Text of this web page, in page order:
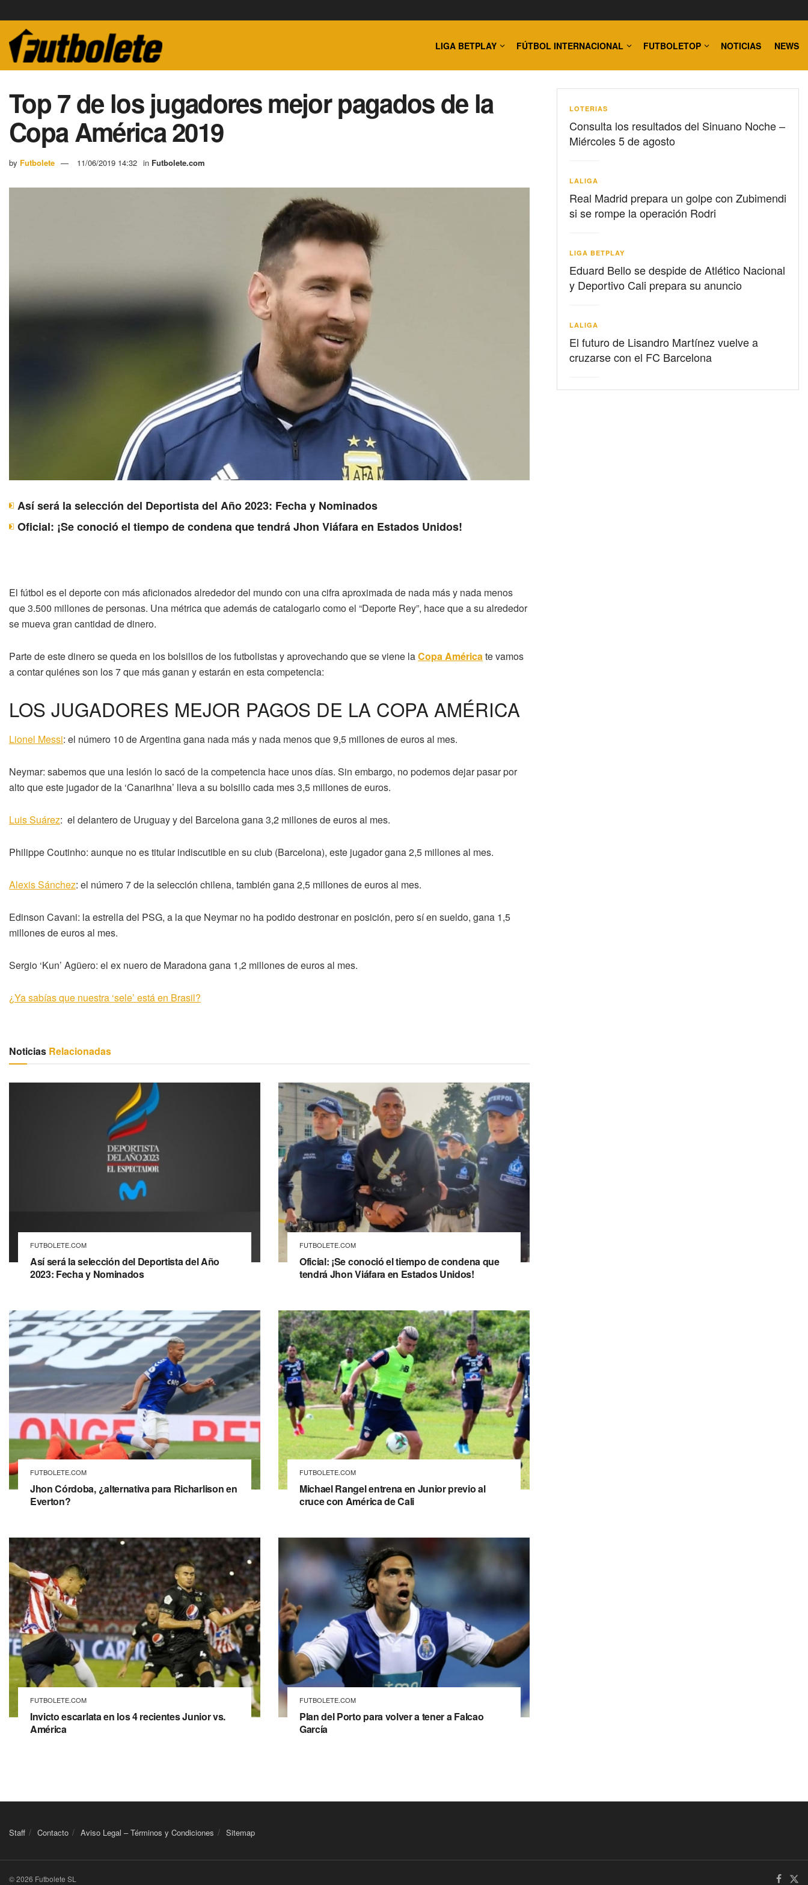
LIGA BETPLAY FÚTBOL INTERNACIONAL FUTBOLETOP NOTICIAS NEWS
Top 7 de los jugadores mejor pagados de la
Copa América 2019
by Futbolete 11/06/2019 14:32 in Futbolete.com
Así será la selección del Deportista del Año 2023: Fecha y Nominados
Oficial: ¡Se conoció el tiempo de condena que tendrá Jhon Viáfara en Estados Unidos!
El fútbol es el deporte con más aficionados alrededor del mundo con una cifra aproximada de nada más y nada menos
que 3.500 millones de personas. Una métrica que además de catalogarlo como el “Deporte Rey”, hace que a su alrededor
se mueva gran cantidad de dinero.
Parte de este dinero se queda en los bolsillos de los futbolistas y aprovechando que se viene laCopa Américate vamos
a contar quiénes son los 7 que más ganan y estarán en esta competencia:
LOS JUGADORES MEJOR PAGOS DE LA COPA AMÉRICA
Lionel Messi: el número 10 de Argentina gana nada más y nada menos que 9,5 millones de euros al mes.
Neymar: sabemos que una lesión lo sacó de la competencia hace unos días. Sin embargo, no podemos dejar pasar por
alto que este jugador de la ‘Canarihna’ lleva a su bolsillo cada mes 3,5 millones de euros.
Luis Suárez: el delantero de Uruguay y del Barcelona gana 3,2 millones de euros al mes.
Philippe Coutinho: aunque no es titular indiscutible en su club (Barcelona), este jugador gana 2,5 millones al mes.
Alexis Sánchez: el número 7 de la selección chilena, también gana 2,5 millones de euros al mes.
Edinson Cavani: la estrella del PSG, a la que Neymar no ha podido destronar en posición, pero sí en sueldo, gana 1,5
millones de euros al mes.
Sergio ‘Kun’ Agüero: el ex nuero de Maradona gana 1,2 millones de euros al mes.
¿Ya sabías que nuestra ‘sele’ está en Brasil?
Noticias Relacionadas
FUTBOLETE.COM
Así será la selección del Deportista del Año
2023: Fecha y Nominados
FUTBOLETE.COM
Oficial: ¡Se conoció el tiempo de condena que
tendrá Jhon Viáfara en Estados Unidos!
FUTBOLETE.COM
Jhon Córdoba, ¿alternativa para Richarlison en
Everton?
FUTBOLETE.COM
Michael Rangel entrena en Junior previo al
cruce con América de Cali
FUTBOLETE.COM
Invicto escarlata en los 4 recientes Junior vs.
América
FUTBOLETE.COM
Plan del Porto para volver a tener a Falcao
García
LOTERIAS
Consulta los resultados del Sinuano Noche –
Miércoles 5 de agosto
LALIGA
Real Madrid prepara un golpe con Zubimendi
si se rompe la operación Rodri
LIGA BETPLAY
Eduard Bello se despide de Atlético Nacional
y Deportivo Cali prepara su anuncio
LALIGA
El futuro de Lisandro Martínez vuelve a
cruzarse con el FC Barcelona
Staff Contacto Aviso Legal – Términos y Condiciones Sitemap
© 2026 Futbolete SL